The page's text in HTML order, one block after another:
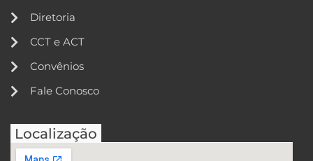
Diretoria
CCT e ACT
Convênios
Fale Conosco
Localização